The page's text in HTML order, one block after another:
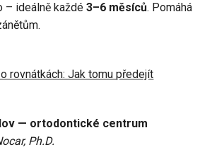
– ideálně každé3–6 měsíců. Pomáhá
rovnátkách: Jak tomu předejít
— ortodontické centrum
Ph.D.